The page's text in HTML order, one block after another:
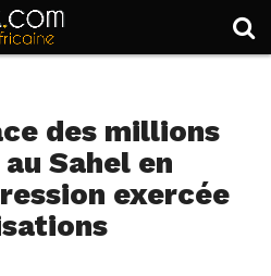
des millions
Sahel en
exercée